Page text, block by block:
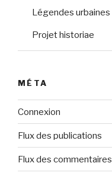
Légendes urbaines
Projet historiae
MÉTA
Connexion
Flux des publications
Flux des commentaires